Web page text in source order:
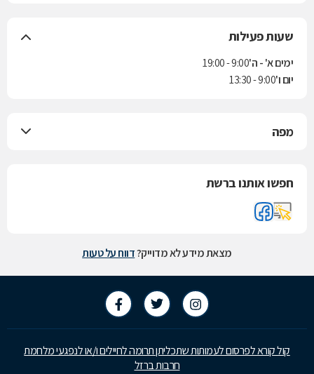
שעות פעילות
ימים א' - ה'9:00 - 19:00
יום ו'9:00 - 13:30
מפה
חפשו אותנו ברשת
מצאת מידע לא מדוייק?דווח על טעות
קול קורא לפרסום לעמותות שתכליתן תרומה לחיילים ו/או לנפגעי מלחמת
חרבות ברזל